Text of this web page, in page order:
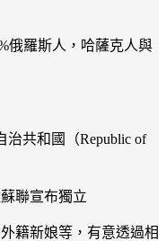
羅斯人，哈薩克人與
共和國（Republic of
聯宣布獨立
籍新娘等，有意透過相